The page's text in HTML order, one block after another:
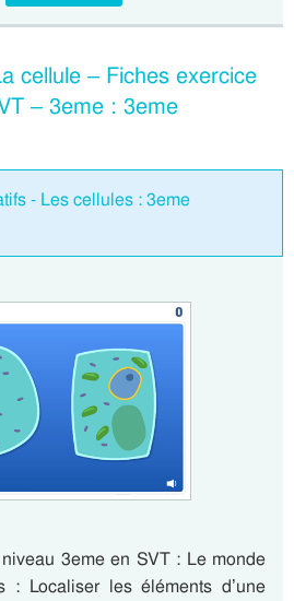
cellule – Fiches exercice
– 3eme : 3eme
- Les cellules : 3eme
3eme en SVT : Le monde
: Localiser les éléments d’une